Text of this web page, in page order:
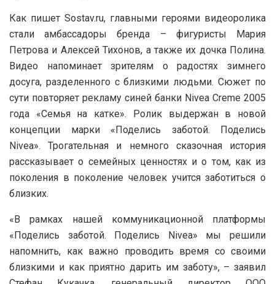
Как пишет Sostav.ru, главными героями видеоролика
стали амбассадоры бренда – фигуристы Мария
Петрова и Алексей Тихонов, а также их дочка Полина.
Видео напоминает зрителям о радостях зимнего
досуга, разделенного с близкими людьми. Сюжет по
сути повторяет рекламу синей банки Nivea Creme 2005
года «Семья на катке». Ролик выдержан в новой
концепции марки «Поделись заботой. Поделись
Nivea». Трогательная и немного сказочная история
рассказывает о семейных ценностях и о том, как из
поколения в поколение человек учится заботиться о
близких.
«В рамках нашей коммуникационной платформы
«Поделись заботой. Поделись Nivea» мы решили
напомнить, как важно проводить время со своими
близкими и как приятно дарить им заботу», – заявил